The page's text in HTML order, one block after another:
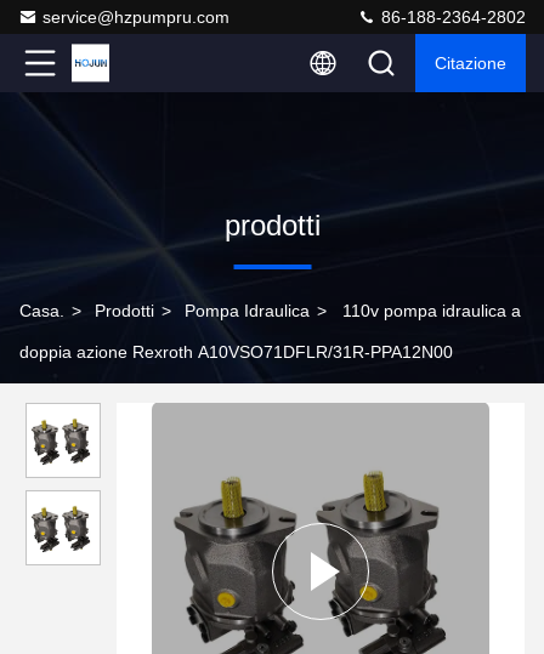
service@hzpumpru.com 86-188-2364-2802
Citazione
prodotti
Casa. > Prodotti > Pompa Idraulica > 110v pompa idraulica a
doppia azione Rexroth A10VSO71DFLR/31R-PPA12N00